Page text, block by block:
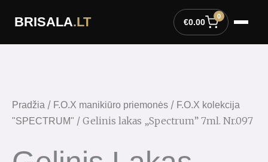
BRISALA.LT €0.00
0
Pradžia / F.O.X manikiūro priemonės / F.O.X kolekcija
"SPECTRUM" / Gelinis lakas „Spectrum” 7ml. Nr.097
lakas